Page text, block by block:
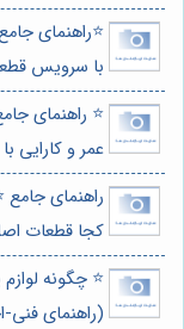
⭐️راهنمای
با سرویس
⭐️ راهنمای
عمر و کارایی
راهنمای جامع
کجا قطعات
⭐️ چگونه
(راهنمای فنی-